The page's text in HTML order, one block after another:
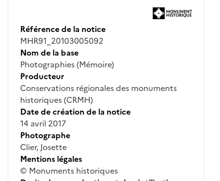
Référence de la notice
MHR91_20103005092
Nom de la base
Photographies (Mémoire)
Producteur
Conservations régionales des monuments
historiques (CRMH)
Date de création de la notice
14 avril 2017
Photographe
Clier, Josette
Mentions légales
© Monuments historiques